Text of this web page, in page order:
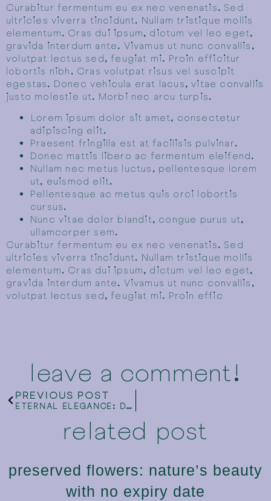
Curabitur fermentum eu ex nec venenatis. Sed
ultricies viverra tincidunt. Nullam tristique mollis
elementum. Cras dui ipsum, dictum vel leo eget,
gravida interdum ante. Vivamus ut nunc convallis,
volutpat lectus sed, feugiat mi. Proin efficitur
lobortis nibh. Cras volutpat risus vel suscipit
egestas. Donec vehicula erat lacus, vitae convallis
justo molestie ut. Morbi nec arcu turpis.
Lorem ipsum dolor sit amet, consectetur
adipiscing elit.
Praesent fringilla est at facilisis pulvinar.
Donec mattis libero ac fermentum eleifend.
Nullam nec metus luctus, pellentesque lorem
ut, euismod elit.
Pellentesque ac metus quis orci lobortis
cursus.
Nunc vitae dolor blandit, congue purus ut,
ullamcorper sem.
Curabitur fermentum eu ex nec venenatis. Sed
ultricies viverra tincidunt. Nullam tristique mollis
elementum. Cras dui ipsum, dictum vel leo eget,
gravida interdum ante. Vivamus ut nunc convallis,
volutpat lectus sed, feugiat mi. Proin effic
leave a comment!
PREVIOUS POST
ETERNAL ELEGANCE: DECORATING WITH PRESERVED FLOWERS
related post
preserved flowers: nature’s beauty
with no expiry date